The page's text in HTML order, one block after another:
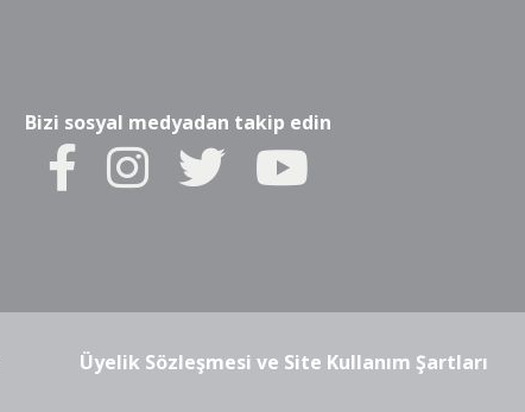
Bizi sosyal medyadan takip edin
Üyelik Sözleşmesi ve Site Kullanım Şartları